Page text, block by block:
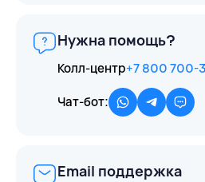
Нужна помощь?
Колл-центр+7 800 700-
Чат-бот:
Email поддержка